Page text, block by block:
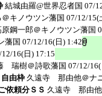
結城由羅@世界忍者国 07/
＠キノウツン藩国 07/12/15(
原鋼一郎＠キノウツン藩国
藩国 07/12/16(日) 1:42
12/16(日) 17:15
瑞樹＠詩歌藩国 07/12/
由枠 久遠寺 那由他＠ナ
依頼分ＳＳ 久遠寺 那由他